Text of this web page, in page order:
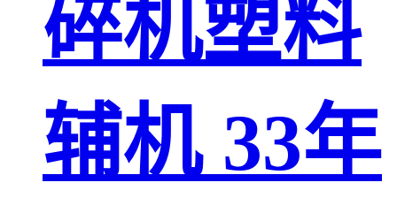
碎机塑料
辅机 33年